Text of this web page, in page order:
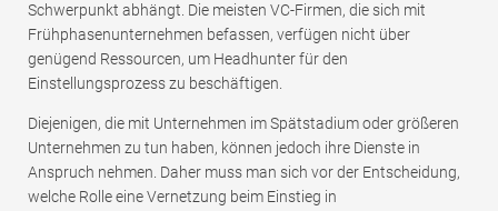
Schwerpunkt abhängt. Die meisten VC-Firmen, die sich mit
Frühphasenunternehmen befassen, verfügen nicht über
genügend Ressourcen, um Headhunter für den
Einstellungsprozess zu beschäftigen.
Diejenigen, die mit Unternehmen im Spätstadium oder größeren
Unternehmen zu tun haben, können jedoch ihre Dienste in
Anspruch nehmen. Daher muss man sich vor der Entscheidung,
welche Rolle eine Vernetzung beim Einstieg in